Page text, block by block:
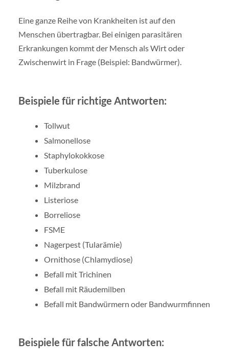
Eine ganze Reihe von Krankheiten ist auf den
Menschen übertragbar. Bei einigen parasitären
Erkrankungen kommt der Mensch als Wirt oder
Zwischenwirt in Frage (Beispiel: Bandwürmer).
Beispiele für richtige Antworten:
Tollwut
Salmonellose
Staphylokokkose
Tuberkulose
Milzbrand
Listeriose
Borreliose
FSME
Nagerpest (Tularämie)
Ornithose (Chlamydiose)
Befall mit Trichinen
Befall mit Räudemilben
Befall mit Bandwürmern oder Bandwurmfinnen
Beispiele für falsche Antworten: